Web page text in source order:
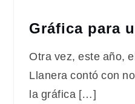
Gráfica para
Otra vez, este año,
Llanera contó con
la gráfica […]